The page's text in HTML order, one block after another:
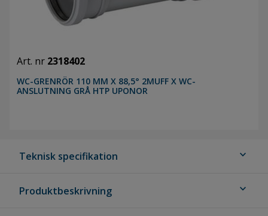
Art. nr 2318402
WC-GRENRÖR 110 MM X 88,5° 2MUFF X WC-
ANSLUTNING GRÅ HTP UPONOR
Teknisk specifikation expand_more
Produktbeskrivning expand_more